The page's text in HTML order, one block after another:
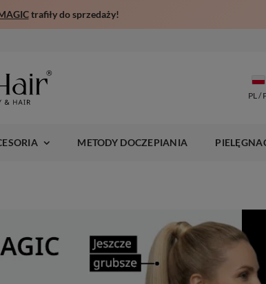
trafiły do sprzedaży!
PL /
METODY DOCZEPIANIA